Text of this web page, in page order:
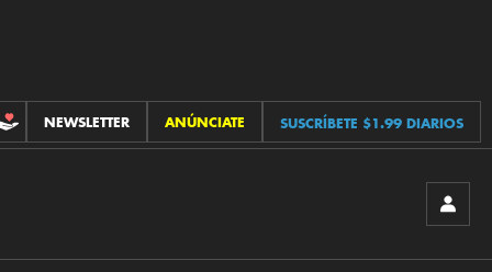
CONTRIBUCIONES
NEWSLETTER ANÚNCIATE SUSCRÍBETE $1.99 DIARIOS